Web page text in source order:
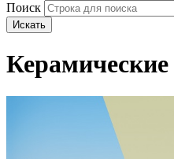
Поиск
Искать
Частным клиентам